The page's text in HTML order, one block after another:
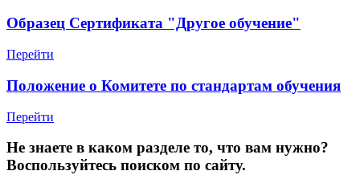
Образец Сертификата "Другое обучение"
Перейти
Положение о Комитете по стандартам обучения
Перейти
Не знаете в каком разделе то, что вам нужно?
Воспользуйтесь поиском по сайту.